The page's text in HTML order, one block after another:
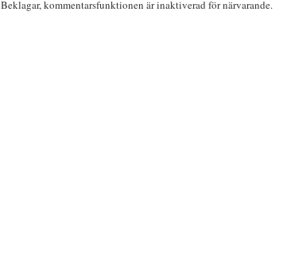
Beklagar, kommentarsfunktionen är inaktiverad för närvarande.